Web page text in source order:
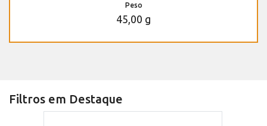
Peso
45,00 g
Filtros em Destaque